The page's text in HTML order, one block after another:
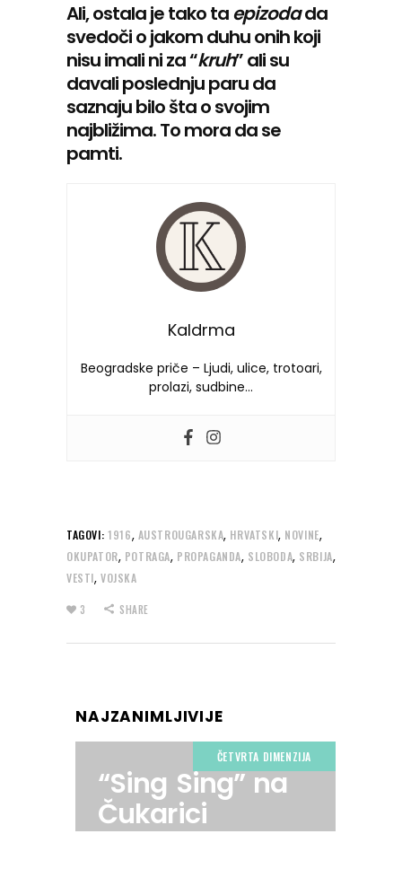
Ali, ostala je tako taepizodada
svedoči o jakom duhu onih koji
nisu imali ni za “kruh” ali su
davali poslednju paru da
saznaju bilo šta o svojim
najbližima. To mora da se
pamti.
Kaldrma
Beogradske priče – Ljudi, ulice, trotoari,
prolazi, sudbine…
TAGOVI: 1916, AUSTROUGARSKA, HRVATSKI, NOVINE,
OKUPATOR, POTRAGA, PROPAGANDA, SLOBODA, SRBIJA,
VESTI, VOJSKA
3 SHARE
NAJZANIMLJIVIJE
ČETVRTA DIMENZIJA
“Sing Sing” na
Čukarici